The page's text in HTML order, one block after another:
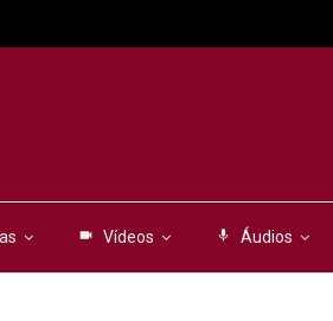
videocam Vídeos mic Áudios